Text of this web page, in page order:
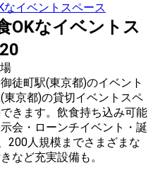
イベントスペース
OKなイベントス
徒町駅(東京都)のイベント
京都)の貸切イベントスペ
きます。飲食持ち込み可能
会・ローンチイベント・誕
200人規模までさまざまな
など充実設備も。